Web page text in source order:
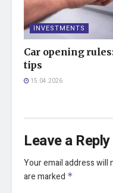
INVESTMENTS
Car opening
tips
15.04.2026
Leave a Reply
Your email address will
are marked *